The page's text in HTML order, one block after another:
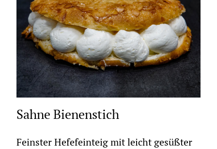
Sahne Bienenstich
Feinster Hefefeinteig mit leicht gesüßter